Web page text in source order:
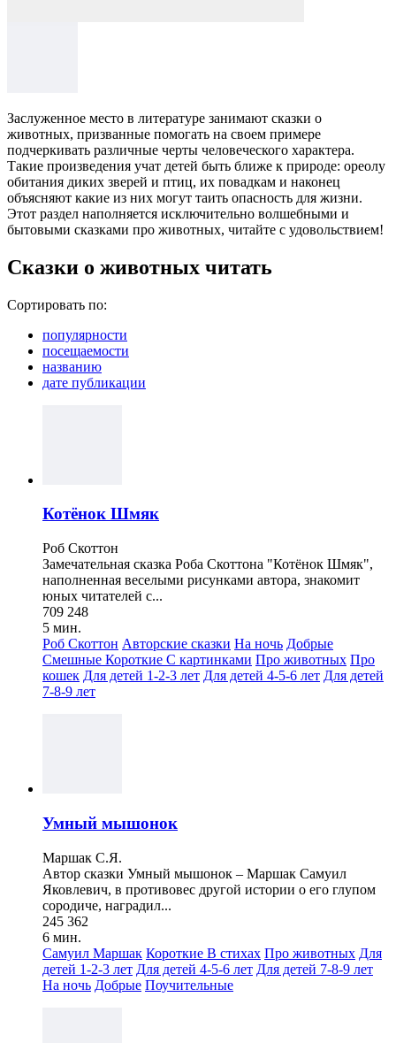
Заслуженное место в литературе занимают сказки о
животных, призванные помогать на своем примере
подчеркивать различные черты человеческого характера.
Такие произведения учат детей быть ближе к природе: ореолу
обитания диких зверей и птиц, их повадкам и наконец
объясняют какие из них могут таить опасность для жизни.
Этот раздел наполняется исключительно волшебными и
бытовыми сказками про животных, читайте с удовольствием!
Сказки о животных читать
Сортировать по:
популярности
посещаемости
названию
дате публикации
Котёнок Шмяк
Роб Скоттон
Замечательная сказка Роба Скоттона "Котёнок Шмяк",
наполненная веселыми рисунками автора, знакомит
юных читателей с...
709 248
5 мин.
Роб Скоттон Авторские сказки На ночь Добрые
Смешные Короткие С картинками Про животных Про
кошек Для детей 1-2-3 лет Для детей 4-5-6 лет Для детей
7-8-9 лет
Умный мышонок
Маршак С.Я.
Автор сказки Умный мышонок – Маршак Самуил
Яковлевич, в противовес другой истории о его глупом
сородиче, наградил...
245 362
6 мин.
Самуил Маршак Короткие В стихах Про животных Для
детей 1-2-3 лет Для детей 4-5-6 лет Для детей 7-8-9 лет
На ночь Добрые Поучительные